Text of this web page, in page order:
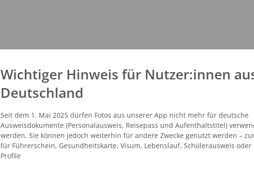
Wichtiger Hinweis für Nutzer:innen
Deutschland
Seit dem 1. Mai 2025 dürfen Fotos aus unserer App nicht mehr für deutsche
Ausweisdokumente (Personalausweis, Reisepass und Aufenthaltstitel)
werden. Sie können jedoch weiterhin für andere Zwecke genutzt werden –
für Führerschein, Gesundheitskarte, Visum, Lebenslauf, Schülerausweis oder
Profile